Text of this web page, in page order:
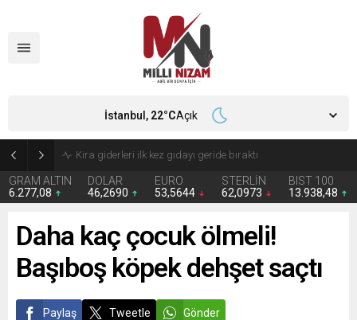
GRAM ALTIN
6.277,08
DOLAR
46,2690
EURO
53,5644
STERLİN
62,0973
BIST 100
13.938,48
İstanbul, 22°CAçık
Daha kaç çocuk ölmeli!
Başıboş köpek dehşet saçtı
Paylaş Tweetle Gönder